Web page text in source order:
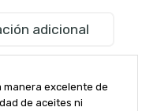
adicional
manera excelente de
de aceites ni